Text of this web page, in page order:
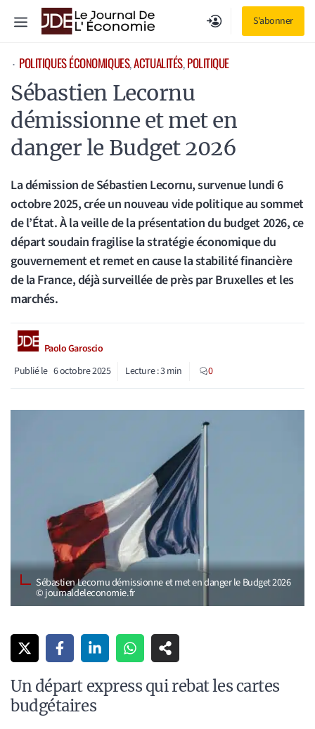
S'abonner
Menu
⋅ POLITIQUES ÉCONOMIQUES, ACTUALITÉS, POLITIQUE
Sébastien Lecornu
démissionne et met en
danger le Budget 2026
La démission de Sébastien Lecornu, survenue lundi 6
octobre 2025, crée un nouveau vide politique au sommet
de l’État. À la veille de la présentation du budget 2026, ce
départ soudain fragilise la stratégie économique du
gouvernement et remet en cause la stabilité financière
de la France, déjà surveillée de près par Bruxelles et les
marchés.
Paolo Garoscio
Publié le 6 octobre 2025 Lecture :3min 0
Sébastien Lecornu démissionne et met en danger le Budget 2026
© journaldeleconomie.fr
Un départ express qui rebat les cartes
budgétaires